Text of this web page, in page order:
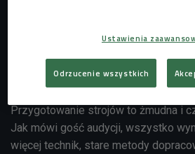
zrobię cosplay i wybrałam swoją
Starannie przygotowane stroje
Przygotowanie strojów to żmudna i
Jak mówi gość audycji, wszystko
więcej technik, stare metody
Ustawienia
Odrzucenie wszystkich